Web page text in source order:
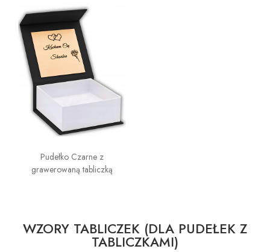
Pudełko Czarne z
grawerowaną tabliczką
WZORY TABLICZEK (DLA PUDEŁEK Z
TABLICZKAMI)